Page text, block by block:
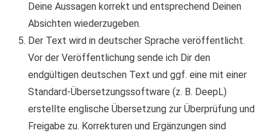
Deine Aussagen korrekt und entsprechend Deinen
Absichten wiederzugeben.
Der Text wird in deutscher Sprache veröffentlicht.
Vor der Veröffentlichung sende ich Dir den
endgültigen deutschen Text und ggf. eine mit einer
Standard-Übersetzungssoftware (z. B. DeepL)
erstellte englische Übersetzung zur Überprüfung und
Freigabe zu. Korrekturen und Ergänzungen sind